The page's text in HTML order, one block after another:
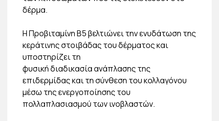
δέρμα.
Η Προβιταμίνη Β5 βελτιώνει την ενυδάτωση της
κεράτινης στοιβάδας του δέρματος και
υποστηρίζει τη
φυσική διαδικασία ανάπλασης της
επιδερμίδας και τη σύνθεση του κολλαγόνου
μέσω της ενεργοποίησης του
πολλαπλασιασμού των ινοβλαστών.